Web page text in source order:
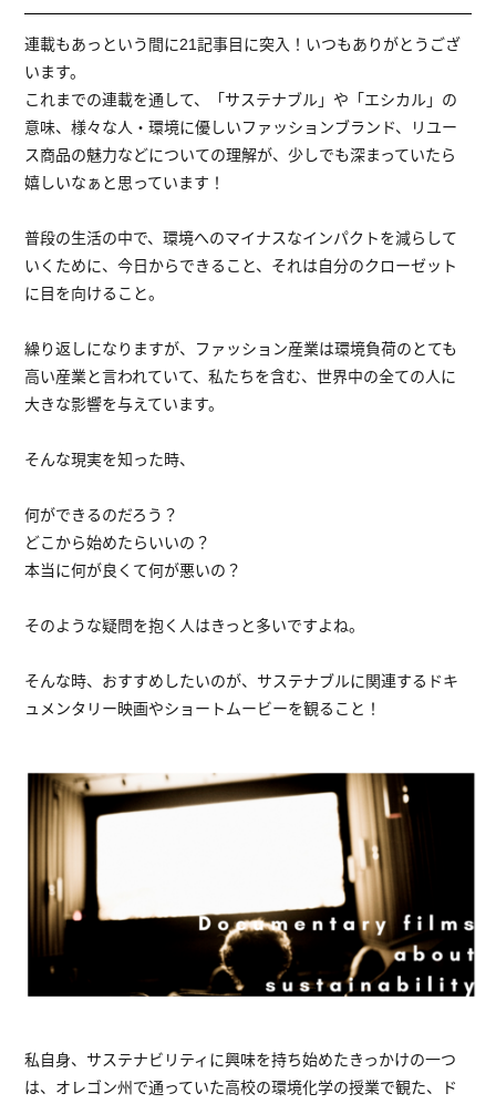
連載もあっという間に21記事目に突入！いつもありがとうござ
います。
これまでの連載を通して、「サステナブル」や「エシカル」の
意味、様々な人・環境に優しいファッションブランド、リユー
ス商品の魅力などについての理解が、少しでも深まっていたら
嬉しいなぁと思っています！
普段の生活の中で、環境へのマイナスなインパクトを減らして
いくために、今日からできること、それは自分のクローゼット
に目を向けること。
繰り返しになりますが、ファッション産業は環境負荷のとても
高い産業と言われていて、私たちを含む、世界中の全ての人に
大きな影響を与えています。
そんな現実を知った時、
何ができるのだろう？
どこから始めたらいいの？
本当に何が良くて何が悪いの？
そのような疑問を抱く人はきっと多いですよね。
そんな時、おすすめしたいのが、サステナブルに関連するドキ
ュメンタリー映画やショートムービーを観ること！
私自身、サステナビリティに興味を持ち始めたきっかけの一つ
は、オレゴン州で通っていた高校の環境化学の授業で観た、ド